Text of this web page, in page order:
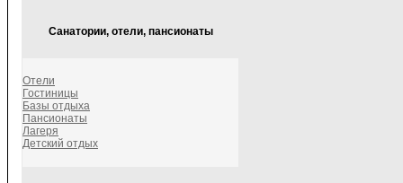
Санатории, отели, пансионаты
Отели
Гостиницы
Базы отдыха
Пансионаты
Лагеря
Детский отдых